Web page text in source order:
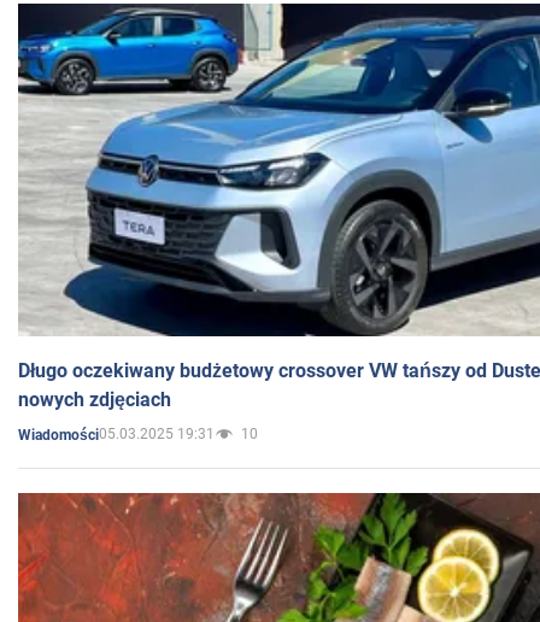
Długo oczekiwany budżetowy crossover VW tańszy od
nowych zdjęciach
Wiadomości05.03.2025 19:31 10